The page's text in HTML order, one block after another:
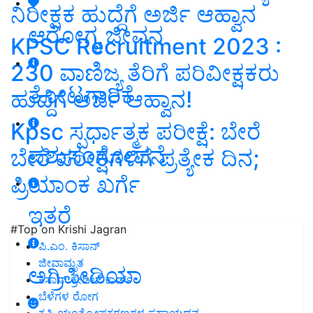
ಆರೋಗ್ಯ ಜೀವನ
ತೋಟಗಾರಿಕೆ
ಪಶುಸಂಗೋಪನೆ
ಇತರೆ
ಅಗ್ರಿಪೀಡಿಯಾ
ನಿರೀಕ್ಷಕ ಹುದ್ದೆಗೆ ಅರ್ಜಿ ಆಹ್ವಾನ
KPSC Recruitment 2023 :
230 ವಾಣಿಜ್ಯ ತೆರಿಗೆ ಪರಿವೀಕ್ಷಕರು
ಹುದ್ದೆಗೆ ಅರ್ಜಿ ಆಹ್ವಾನ!
Kpsc ಸ್ಪರ್ಧಾತ್ಮಕ ಪರೀಕ್ಷೆ: ಬೇರೆ
ಬೇರೆ ಪರೀಕ್ಷೆಗಳಿಗೆ ಪ್ರತ್ಯೇಕ ದಿನ;
ಪ್ರಿಯಾಂಕ ಖರ್ಗೆ
#Top on Krishi Jagran
ಪಿ.ಎಂ. ಕಿಸಾನ್
ಜೀವಾಮೃತ
ಕಿಸಾನ್ ಕ್ರೇಡಿಟ್ ಕಾರ್ಡ್
ಬೆಳೆಗಳ ರೋಗ